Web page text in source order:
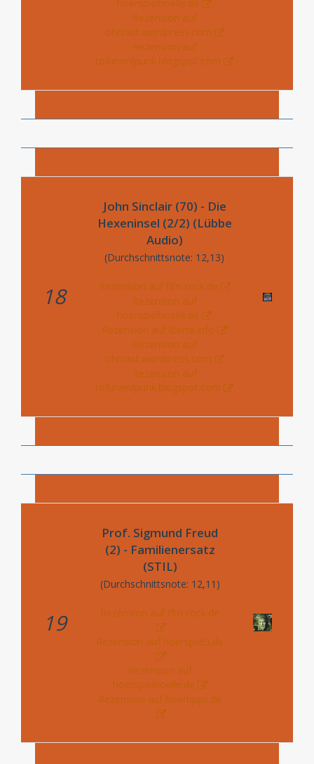
hoerspielhoelle.de
Rezension auf
ohrcast.wordpress.com
Rezension auf
tofunerdpunk.blogspot.com
18
John Sinclair (70) - Die
Hexeninsel (2/2) (Lübbe
Audio)
(Durchschnittsnote: 12,13)
Rezension auf ffm-rock.de
Rezension auf
hoerspielhoelle.de
Rezension auf literra.info
Rezension auf
ohrcast.wordpress.com
Rezension auf
tofunerdpunk.blogspot.com
19
Prof. Sigmund Freud
(2) - Familienersatz
(STIL)
(Durchschnittsnote: 12,11)
Rezension auf ffm-rock.de
Rezension auf hoerspiel3.de
Rezension auf
hoerspielhoelle.de
Rezension auf hoertipps.de